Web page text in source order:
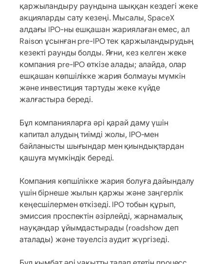
қаржыландыру раундына шыққан кездегі жеке
акцияларды сату кезеңі. Мысалы, SpaceX
алдағы IPO-ны ешқашан жариялаған емес, ал
Raison ұсынған pre-IPO тек қаржыландырудың
кезекті раунды болды. Яғни, кез келген жеке
компания pre-IPO өткізе алады; алайда, олар
ешқашан көпшілікке жария болмауы мүмкін
және инвестиция тартуды жеке күйде
жалғастыра береді.
Бұл компанияларға әрі қарай даму үшін
капитал алудың тиімді жолы, IPO-мен
байланысты шығындар мен қиындықтардан
қашуға мүмкіндік береді.
Компания көпшілікке жария болуға дайындалу
үшін бірнеше жылын қаржы және заңгерлік
кеңесшілермен өткізеді. IPO тобын құрып,
эмиссия проспектін әзірлейді, жарнамалық
науқандар ұйымдастырады (roadshow деп
аталады) және тәуелсіз аудит жүргізеді.